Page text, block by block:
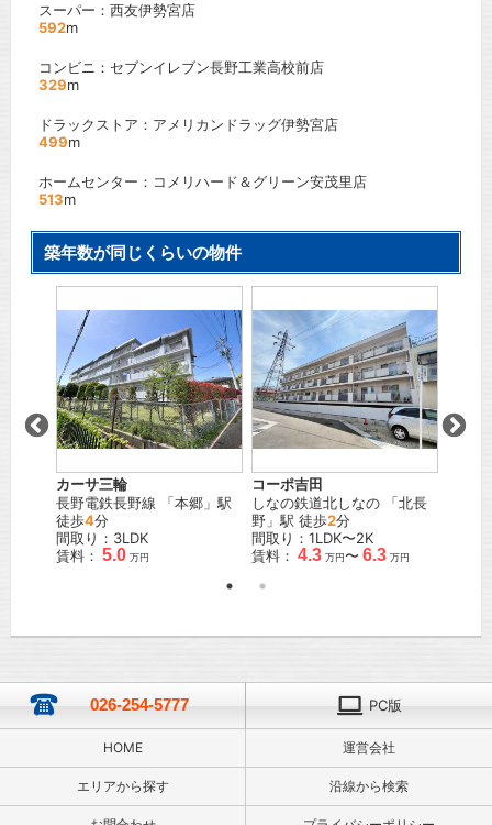
スーパー：西友伊勢宮店
592m
コンビニ：セブンイレブン長野工業高校前店
329m
ドラックストア：アメリカンドラッグ伊勢宮店
499m
ホームセンター：コメリハード＆グリーン安茂里店
513m
築年数が同じくらいの物件
カーサ三輪
長野電鉄長野線 「本郷 」駅
徒歩4分
間取り：3LDK
賃料： 5.0 万円
コーポ吉田
しなの鉄道北しなの 「北長
野 」駅 徒歩2分
間取り：1LDK〜2K
賃料： 4.3 万円〜 6.3 万円
026-254-5777 PC版
HOME 運営会社
エリアから探す 沿線から検索